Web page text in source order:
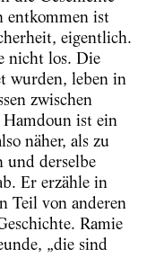
entkommen ist
eigentlich.
nicht los. Die
wurden, leben in
zwischen
ist ein
näher, als zu
und derselbe
Er erzähle in
Teil von anderen
Ramie
„die sind